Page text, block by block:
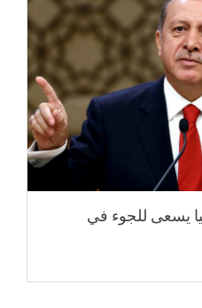
يسعى للجوء في